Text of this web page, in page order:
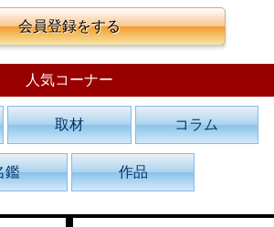
会員登録をする
人気コーナー
取材 コラム
鑑 作品